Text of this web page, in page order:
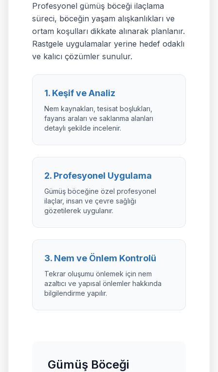
Profesyonel gümüş böceği ilaçlama
süreci, böceğin yaşam alışkanlıkları ve
ortam koşulları dikkate alınarak planlanır.
Rastgele uygulamalar yerine hedef odaklı
ve kalıcı çözümler sunulur.
1. Keşif ve Analiz
Nem kaynakları, tesisat boşlukları,
fayans araları ve saklanma alanları
detaylı şekilde incelenir.
2. Profesyonel Uygulama
Gümüş böceğine özel profesyonel
ilaçlar, insan ve çevre sağlığı
gözetilerek uygulanır.
3. Nem ve Önlem Kontrolü
Tekrar oluşumu önlemek için nem
azaltıcı ve yapısal önlemler hakkında
bilgilendirme yapılır.
Gümüş Böceği